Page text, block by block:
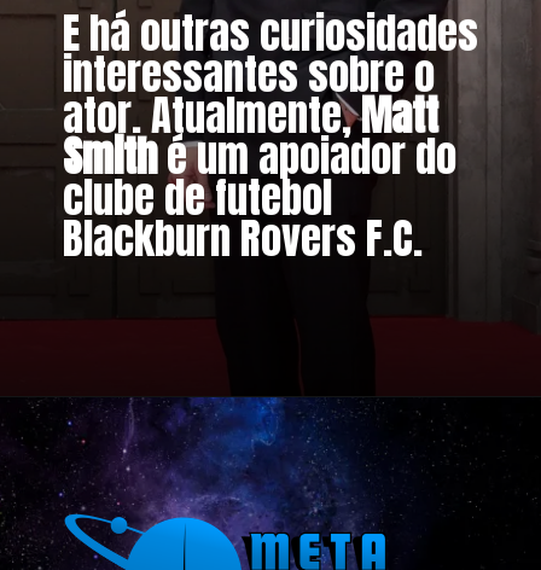
E há outras curiosidades
interessantes sobre o
ator. Atualmente,Matt
Smithé um apoiador do
clube de futebol
Blackburn Rovers F.C.
Opening